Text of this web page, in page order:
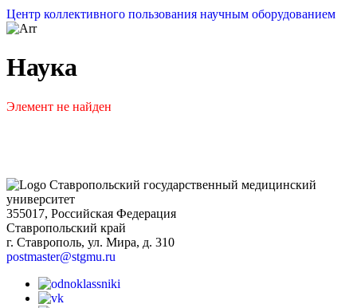
Центр коллективного пользования научным оборудованием
Наука
Элемент не найден
Ставропольский государственный медицинский
университет
355017, Российская Федерация
Ставропольский край
г. Ставрополь, ул. Мира, д. 310
postmaster@stgmu.ru